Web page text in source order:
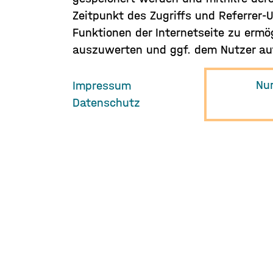
Zeitpunkt des Zugriffs und Referrer-
Funktionen der Internetseite zu
auszuwerten und ggf. dem Nutzer
Impressum
Datenschutz